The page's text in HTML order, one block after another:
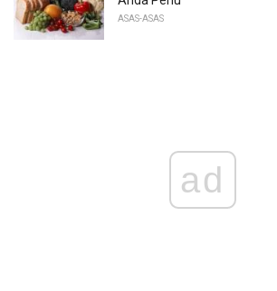
ASAS-ASAS
ad